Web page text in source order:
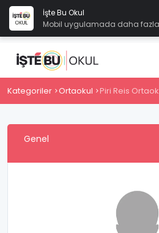
İşte Bu Okul
Mobil uygulamada daha
Kategoriler Ortaokul Piri Reis
Genel